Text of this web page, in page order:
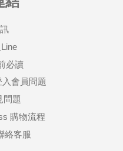
必讀
入會員問題
問題
購物流程
絡客服